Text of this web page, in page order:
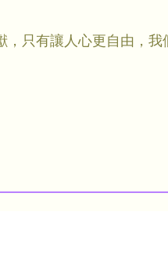
只有讓人心更自由，我